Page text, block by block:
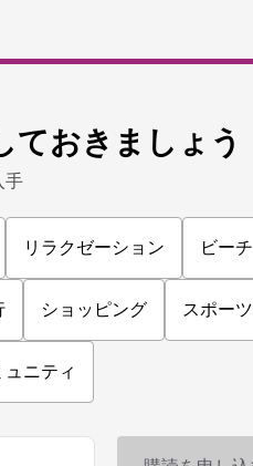
ておきましょう
手
リラクゼーション ビーチ
ショッピング スポーツ
ュニティ